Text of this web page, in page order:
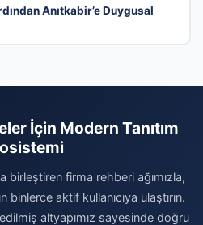
Anıtkabir’e Duygusal
İçin Modern Tanıtım
birleştiren firma rehberi ağımızla,
aktif kullanıcıya ulaştırın.
altyapımız sayesinde doğru